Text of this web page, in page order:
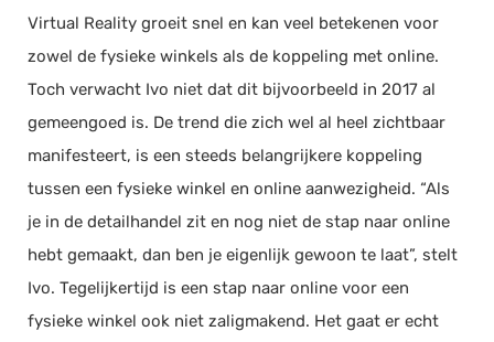
Virtual Reality groeit snel en kan veel betekenen voor
zowel de fysieke winkels als de koppeling met online.
Toch verwacht Ivo niet dat dit bijvoorbeeld in 2017 al
gemeengoed is. De trend die zich wel al heel zichtbaar
manifesteert, is een steeds belangrijkere koppeling
tussen een fysieke winkel en online aanwezigheid. “Als
je in de detailhandel zit en nog niet de stap naar online
hebt gemaakt, dan ben je eigenlijk gewoon te laat”, stelt
Ivo. Tegelijkertijd is een stap naar online voor een
fysieke winkel ook niet zaligmakend. Het gaat er echt